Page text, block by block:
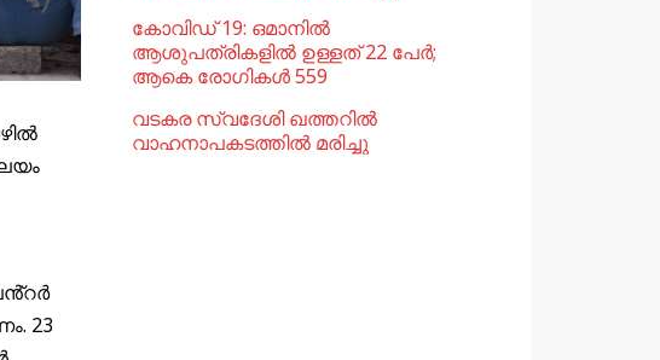
23
കോവിഡ് 19: ഒമാനിൽ
ആശുപത്രികളിൽ ഉള്ളത് 22 പേര്‍;
ആകെ രോഗികൾ 559
വടകര സ്വദേശി ഖത്തറിൽ
വാഹനാപകടത്തിൽ മരിച്ചു